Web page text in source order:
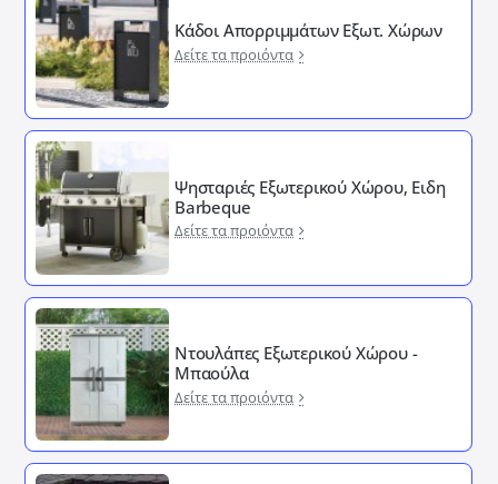
Κάδοι Απορριμμάτων Εξωτ. Χώρων
Δείτε τα προιόντα
Ψησταριές Εξωτερικού Χώρου, Ειδη
Barbeque
Δείτε τα προιόντα
Ντουλάπες Εξωτερικού Χώρου -
Μπαούλα
Δείτε τα προιόντα